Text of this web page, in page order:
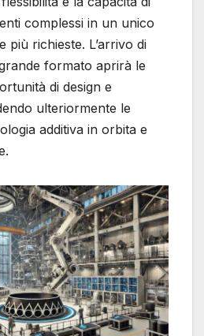
complessi in un unico
più richieste. L’arrivo di
formato aprirà le
di design e
ulteriormente le
additiva in orbita e